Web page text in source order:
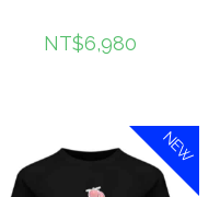
NT$6,980
NEW